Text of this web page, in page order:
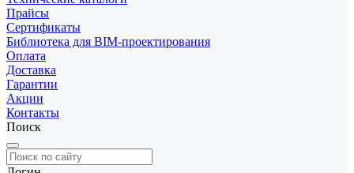
Прайсы
Сертификаты
Библиотека для BIM-проектирования
Оплата
Доставка
Гарантии
Акции
Контакты
Поиск